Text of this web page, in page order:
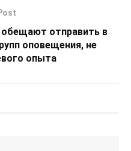
отправить в
оповещения, не
опыта